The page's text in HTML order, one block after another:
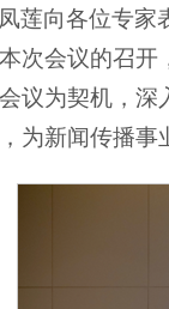
莲向各位专家
次会议的召
议为契机，
为新闻传播事